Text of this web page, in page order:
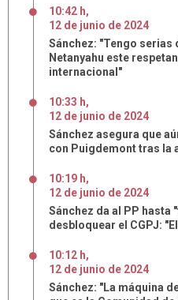
10:42 h,
12 de junio de 2024
Sánchez: "Tengo serias
Netanyahu este
internacional"
10:33 h,
12 de junio de 2024
Sánchez asegura que
con Puigdemont tras la
10:19 h,
12 de junio de 2024
Sánchez da al PP hasta
desbloquear el CGPJ:
10:12 h,
12 de junio de 2024
Sánchez: "La máquina